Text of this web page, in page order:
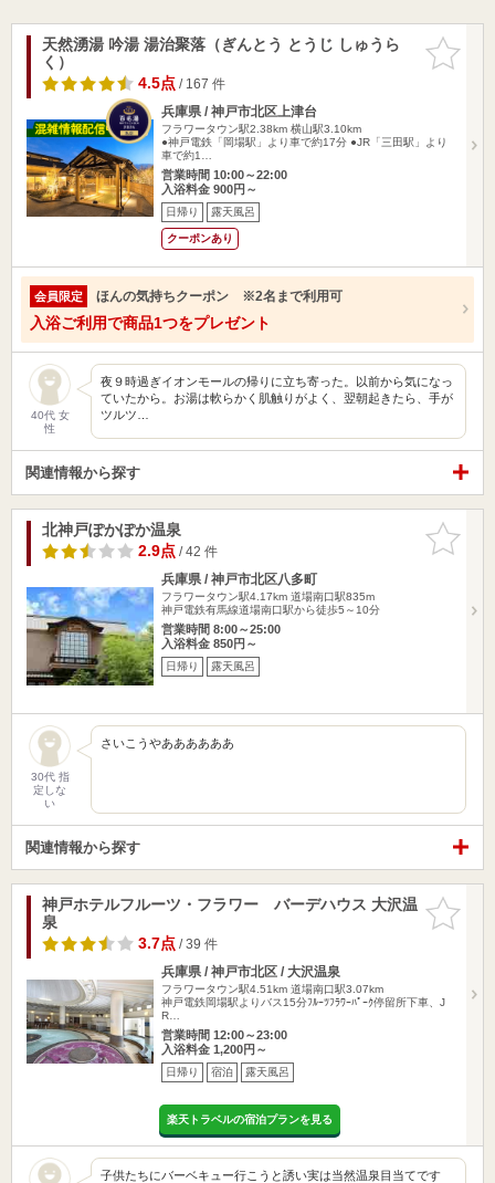
お気に入
りに追加
天然湧湯 吟湯 湯治聚落（ぎんとう とうじ しゅうら
く）
4.5点/ 167 件
兵庫県 / 神戸市北区上津台
フラワータウン駅2.38km 横山駅3.10km
●神戸電鉄「岡場駅」より車で約17分 ●JR「三田駅」より
車で約1…
営業時間 10:00～22:00
入浴料金 900円～
日帰り 露天風呂
クーポンあり
会員限定 ほんの気持ちクーポン ※2名まで利用可
入浴ご利用で商品1つをプレゼント
40代 女
性
夜９時過ぎイオンモールの帰りに立ち寄った。以前から気になっ
ていたから。お湯は軟らかく肌触りがよく、翌朝起きたら、手が
ツルツ…
関連情報から探す
お気に入
りに追加
北神戸ぽかぽか温泉
2.9点/ 42 件
兵庫県 / 神戸市北区八多町
フラワータウン駅4.17km 道場南口駅835m
神戸電鉄有馬線道場南口駅から徒歩5～10分
営業時間 8:00～25:00
入浴料金 850円～
日帰り 露天風呂
30代 指
定しな
い
さいこうやああああああ
関連情報から探す
お気に入
りに追加
神戸ホテルフルーツ・フラワー バーデハウス 大沢温
泉
3.7点/ 39 件
兵庫県 / 神戸市北区 / 大沢温泉
フラワータウン駅4.51km 道場南口駅3.07km
神戸電鉄岡場駅よりバス15分ﾌﾙｰﾂﾌﾗﾜｰﾊﾟｰｸ停留所下車、J
R…
営業時間 12:00～23:00
入浴料金 1,200円～
日帰り 宿泊 露天風呂
楽天トラベルの宿泊プランを見る
子供たちにバーベキュー行こうと誘い実は当然温泉目当てです